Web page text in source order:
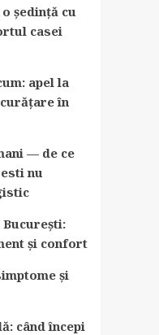
ședință cu
casei
apel la
în
— de ce
nu
și confort
și
când începi